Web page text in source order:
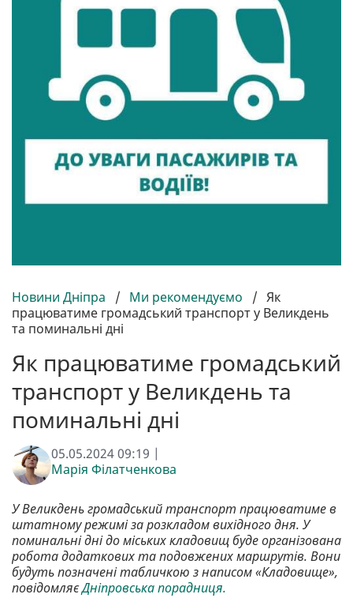
Новини Дніпра / Ми рекомендуємо / Як
працюватиме громадський транспорт у Великдень
та поминальні дні
Як працюватиме громадський
транспорт у Великдень та
поминальні дні
05.05.2024 09:19 |
Марія Філатченкова
У Великдень громадський транспорт працюватиме в
штатному режимі за розкладом вихідного дня. У
поминальні дні до міських кладовищ буде організована
робота додаткових та подовжених маршрутів. Вони
будуть позначені табличкою з написом «Кладовище»,
повідомляєДніпровська порадниця.